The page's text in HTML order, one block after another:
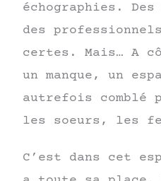
échographies.
des
certes. Mais… A
un manque, un
autrefois comblé
les soeurs, les
C’est dans cet